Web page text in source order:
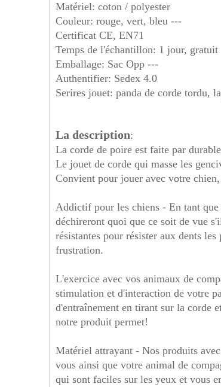
Matériel: coton / polyester
Couleur: rouge, vert, bleu ---
Certificat CE, EN71
Temps de l'échantillon: 1 jour, gratuit
Emballage: Sac Opp ---
Authentifier: Sedex 4.0
Serires jouet: panda de corde tordu,
La description:
La corde de poire est faite par
Le jouet de corde qui masse les
Convient pour jouer avec votre
Addictif pour les chiens - En tant que
déchireront quoi que ce soit de vue
résistantes pour résister aux dents
frustration.
L'exercice avec vos animaux de
stimulation et d'interaction de votre
d'entraînement en tirant sur la corde
notre produit permet!
Matériel attrayant - Nos produits
vous ainsi que votre animal de
qui sont faciles sur les yeux et vous